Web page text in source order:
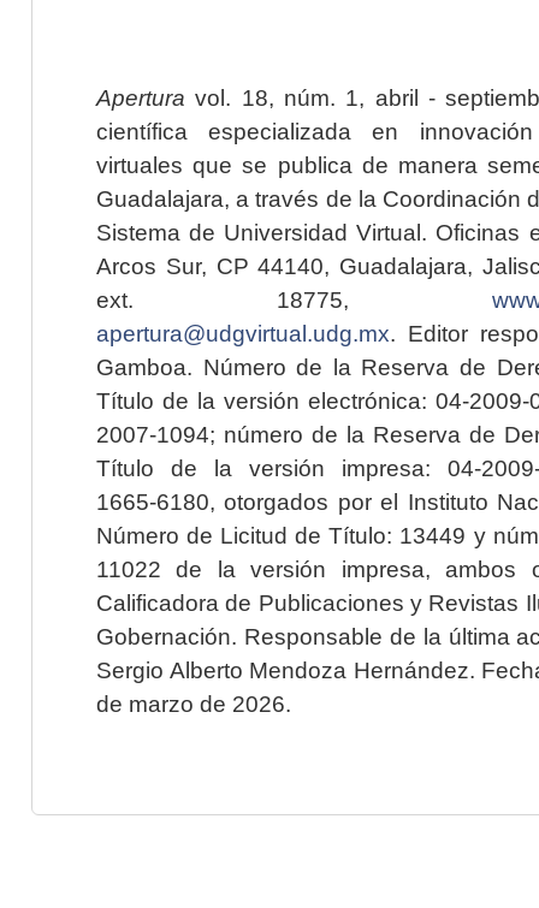
Apertura vol. 18, núm. 1, abril -
científica especializada en
virtuales que se publica de manera
Guadalajara, a través de la Coordinación
Sistema de Universidad Virtual. Oficinas
Arcos Sur, CP 44140, Guadalajara,
ext. 18775,
apertura@udgvirtual.udg.mx. Editor
Gamboa. Número de la Reserva de
Título de la versión electrónica: 04-2009-
2007-1094; número de la Reserva de
Título de la versión impresa: 04-2009-
1665-6180, otorgados por el Instituto
Número de Licitud de Título: 13449 y
11022 de la versión impresa, ambos
Calificadora de Publicaciones y Revistas
Gobernación. Responsable de la última
Sergio Alberto Mendoza Hernández.
de marzo de 2026.